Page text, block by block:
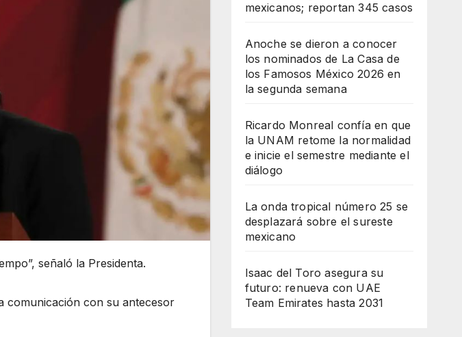
señaló la Presidenta.
comunicación con su antecesor
mexicanos; reportan 345 casos
Anoche se dieron a conocer
los nominados de La Casa de
los Famosos México 2026 en
la segunda semana
Ricardo Monreal confía en que
la UNAM retome la normalidad
e inicie el semestre mediante el
diálogo
La onda tropical número 25 se
desplazará sobre el sureste
mexicano
Isaac del Toro asegura su
futuro: renueva con UAE
Team Emirates hasta 2031